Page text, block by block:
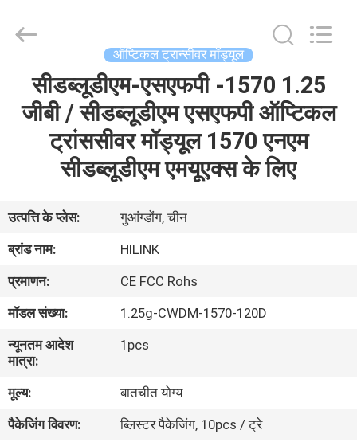
उत्पाद
बारे
में
कारखाने
का
दौरा
गुणवत्ता
नियंत्रण
Technology
Co.,Ltd..
ऑप्टिकल ट्रान्सीवर मॉड्यूल
सीडब्लूडीएम-एसएफपी -1570 1.25
जीबी / सीडब्लूडीएम एसएफपी ऑप्टिकल
ट्रांससीवर मॉड्यूल 1570 एनएम
सीडब्लूडीएम एमयूएक्स के लिए
उत्पत्ति के प्लेस:
गुआंग्डोंग, चीन
ब्रांड नाम:
HILINK
प्रमाणन:
CE FCC Rohs
मॉडल संख्या:
1.25g-CWDM-1570-120D
न्यूनतम आदेश
मात्रा:
1pcs
मूल्य:
बातचीत योग्य
पैकेजिंग विवरण:
ब्लिस्टर पैकेजिंग, 10pcs / ट्रे